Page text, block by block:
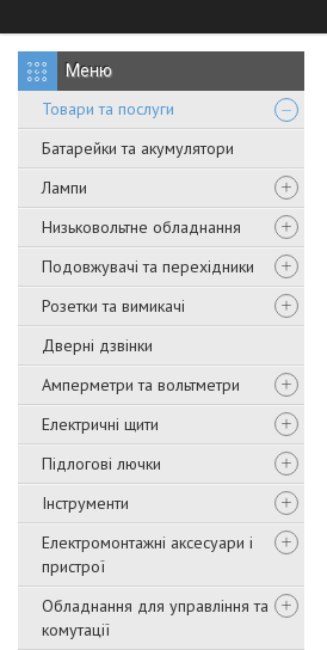
Товари та послуги
Батарейки та акумулятори
Лампи
Низьковольтне обладнання
Подовжувачі та перехідники
Розетки та вимикачі
Дверні дзвінки
Амперметри та вольтметри
Електричні щити
Підлогові лючки
Інструменти
Електромонтажні аксесуари і
пристрої
Обладнання для управління та
комутації